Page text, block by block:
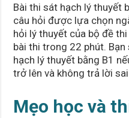
Bài thi sát hạch lý thuyết
câu hỏi được lựa chọn
hỏi lý thuyết của bộ đề
bài thi trong 22 phút.
hạch lý thuyết bằng B1
trở lên và không trả lời
Mẹo học và